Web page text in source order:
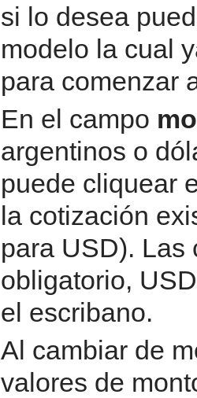
si lo desea
modelo la cual
para comenzar
En el campo
argentinos o
puede cliquear
la cotización
para USD). Las
obligatorio,
el escribano.
Al cambiar de
valores de